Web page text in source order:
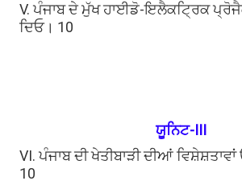
V. ਪੰਜਾਬ ਦੇ ਮੁੱਖ ਹਾਈਡੋ-ਇਲੈਕਟ੍ਰਿਕ
ਦਿਓ। 10
ਯੂਨਿਟ-III
VI. ਪੰਜਾਬ ਦੀ ਖੇਤੀਬਾੜੀ ਦੀਆਂ
10